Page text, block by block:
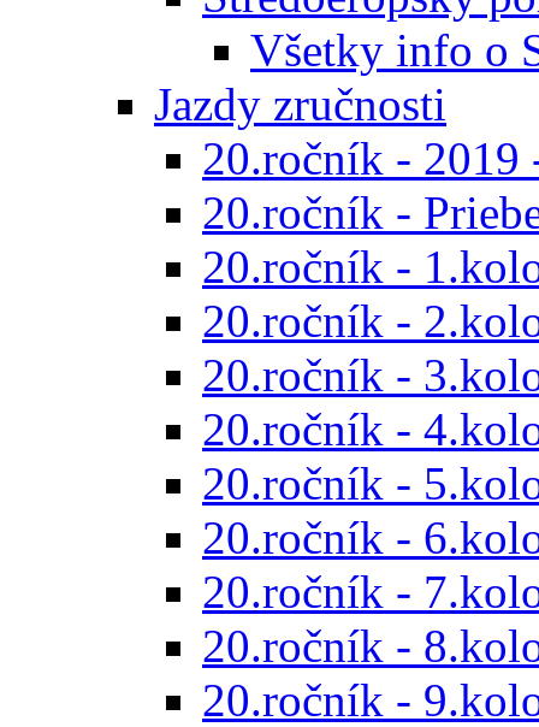
Všetky info o
Jazdy zručnosti
20.ročník - 2019
20.ročník -
20.ročník -
20.ročník -
20.ročník -
20.ročník -
20.ročník -
20.ročník -
20.ročník -
20.ročník -
20.ročník -